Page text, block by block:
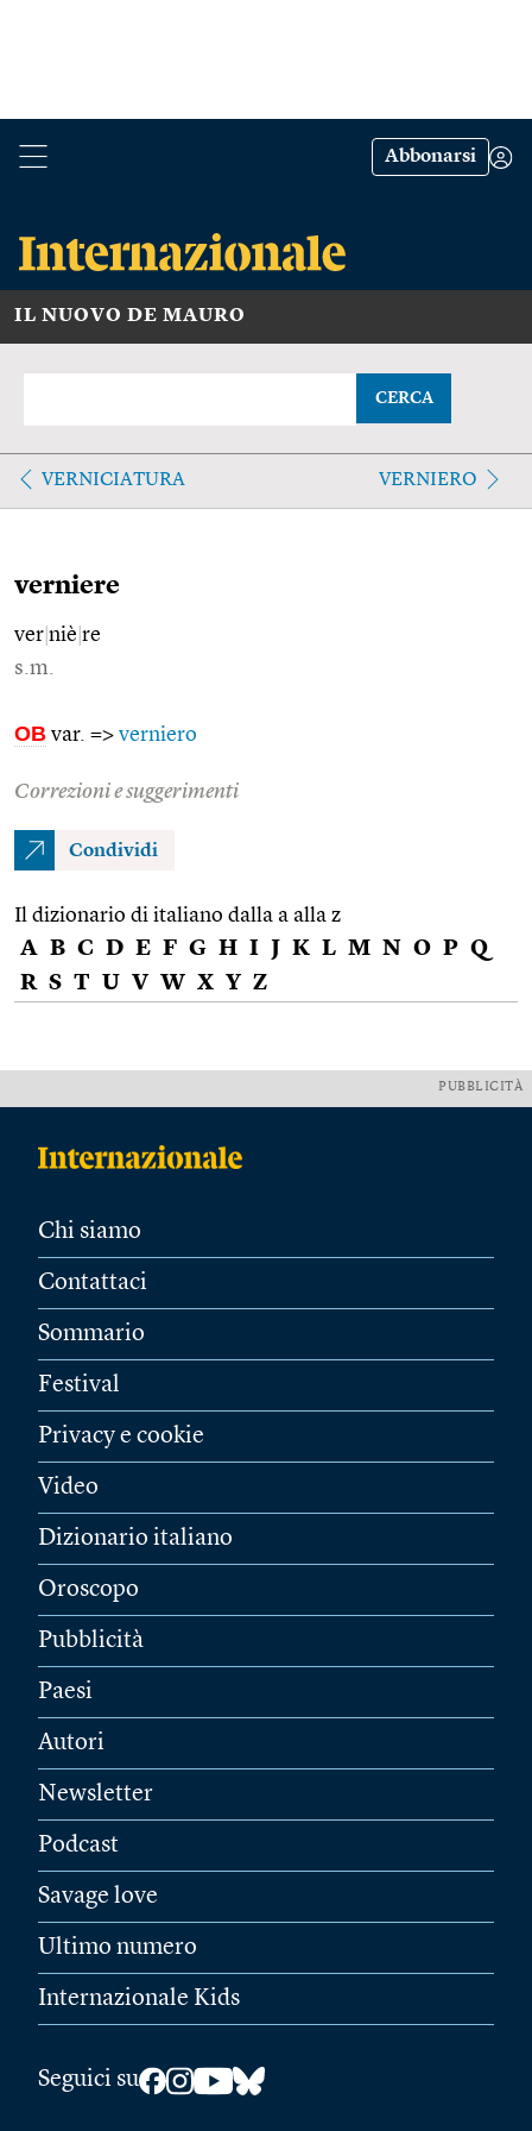
Abbonarsi
IL NUOVO DE MAURO
CERCA
VERNICIATURA VERNIERO
verniere
ver niè re
s.m.
OB var. => verniero
Correzioni e suggerimenti
Condividi
Il dizionario di italiano dalla a alla z
A B C D E F G H I J K L M N O P Q
R S T U V W X Y Z
PUBBLICITÀ
Chi siamo
Contattaci
Sommario
Festival
Privacy e cookie
Video
Dizionario italiano
Oroscopo
Pubblicità
Paesi
Autori
Newsletter
Podcast
Savage love
Ultimo numero
Internazionale Kids
Seguici su